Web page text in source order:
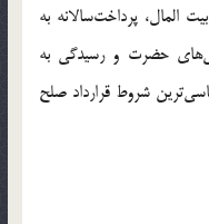
المال، پرداخت‌سالانه به
حضرت و رسيدگى به
شروط قرارداد صلح